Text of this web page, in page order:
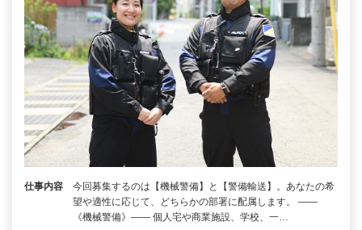
仕事内容
今回募集するのは【機械警備】と【警備輸送】。あなたの希
望や適性に応じて、どちらかの部署に配属します。 ――
《機械警備》―― 個人宅や商業施設、学校、一…